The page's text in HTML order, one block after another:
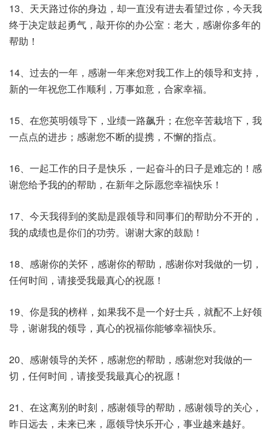
13、天天路过你的身边，却一直没有进去看望过你，今天我
终于决定鼓起勇气，敲开你的办公室：老大，感谢你多年的
帮助！
14、过去的一年，感谢一年来您对我工作上的领导和支持，
新的一年祝您工作顺利，万事如意，合家幸福。
15、在您英明领导下，业绩一路飙升；在您辛苦栽培下，我
一点点的进步；感谢您不断的提携，不懈的指点。
16、一起工作的日子是快乐，一起奋斗的日子是难忘的！感
谢您给予我的的帮助，在新年之际愿您幸福快乐！
17、今天我得到的奖励是跟领导和同事们的帮助分不开的，
我的成绩也是你们的功劳。谢谢大家的鼓励！
18、感谢你的关怀，感谢你的帮助，感谢你对我做的一切，
任何时间，请接受我最真心的祝愿！
19、你是我的榜样，如果我不是一个好士兵，就配不上好领
导，谢谢我的领导，真心的祝福你能够幸福快乐。
20、感谢领导的关怀，感谢您的帮助，感谢您对我做的一
切，任何时间，请接受我最真心的祝愿！
21、在这离别的时刻，感谢领导的帮助，感谢领导的关心，
昨日远去，未来已来，愿领导快乐开心，事业越来越好。